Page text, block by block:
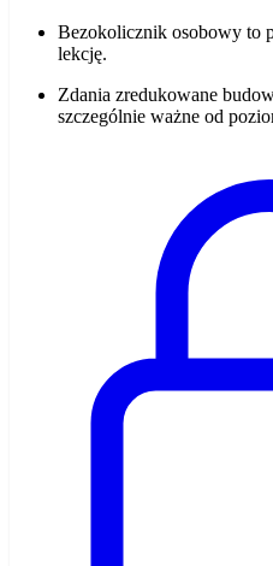
Bezokolicznik osobowy to
lekcję.
Zdania zredukowane
szczególnie ważne od